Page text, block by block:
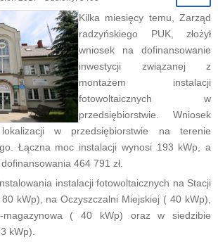
Kilka miesięcy temu, Zarząd
radzyńskiego PUK, złożył
wniosek na dofinansowanie
inwestycji związanej z
montażem instalacji
fotowoltaicznych w
przedsiębiorstwie. Wniosek
w przedsiębiorstwie na terenie
Łączna moc instalacji wynosi 193 kWp, a
464 791 zł.
instalacji fotowoltaicznych na Stacji
kWp), na Oczyszczalni Miejskiej ( 40 kWp),
magazynowa ( 40 kWp) oraz w siedzibie
kWp).